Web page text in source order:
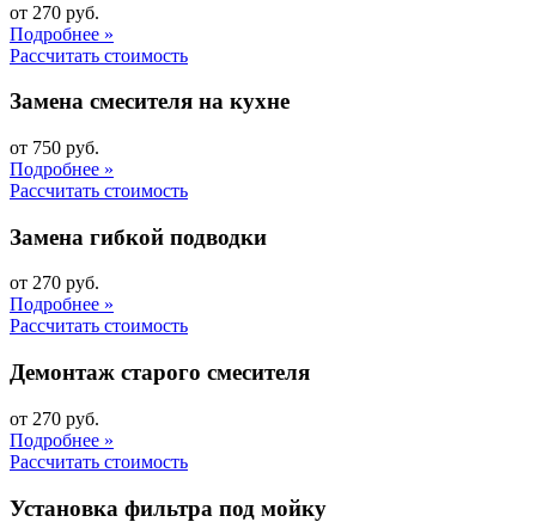
от 270 руб.
Подробнее »
Рассчитать стоимость
Замена смесителя на кухне
от 750 руб.
Подробнее »
Рассчитать стоимость
Замена гибкой подводки
от 270 руб.
Подробнее »
Рассчитать стоимость
Демонтаж старого смесителя
от 270 руб.
Подробнее »
Рассчитать стоимость
Установка фильтра под мойку